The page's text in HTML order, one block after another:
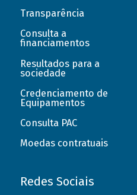
Transparência
Consulta a
financiamentos
Resultados para a
sociedade
Credenciamento de
Equipamentos
Consulta PAC
Moedas contratuais
Redes Sociais